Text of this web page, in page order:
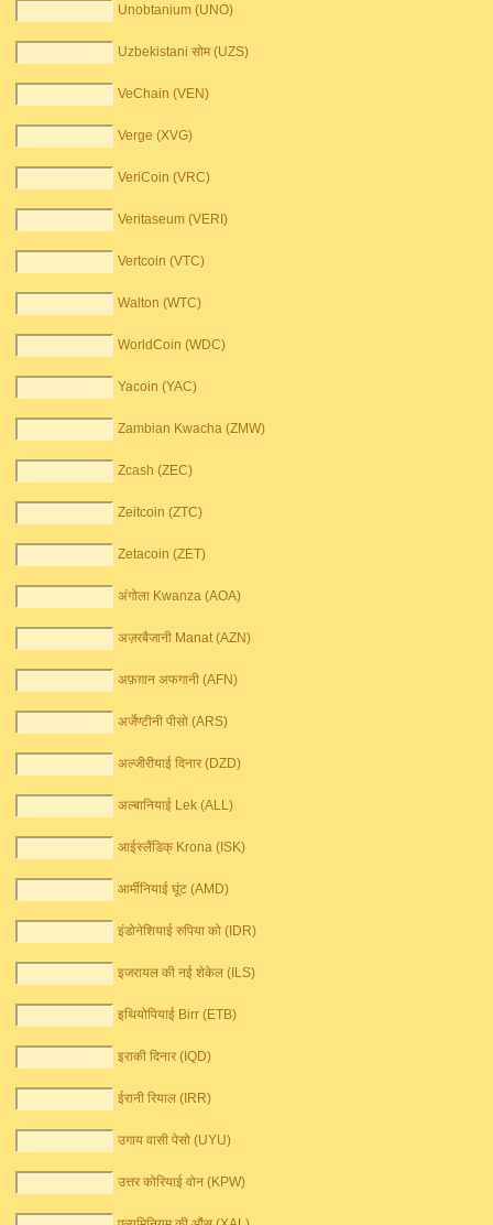
Unobtanium (UNO)
Uzbekistani सोम (UZS)
VeChain (VEN)
Verge (XVG)
VeriCoin (VRC)
Veritaseum (VERI)
Vertcoin (VTC)
Walton (WTC)
WorldCoin (WDC)
Yacoin (YAC)
Zambian Kwacha (ZMW)
Zcash (ZEC)
Zeitcoin (ZTC)
Zetacoin (ZET)
अंगोला Kwanza (AOA)
अज़रबैजानी Manat (AZN)
अफ़ग़ान अफगानी (AFN)
अर्जेण्टीनी पीसो (ARS)
अल्जीरीयाई दिनार (DZD)
अल्बानियाई Lek (ALL)
आईस्लैंडिक् Krona (ISK)
आर्मीनियाई घूंट (AMD)
इंडोनेशियाई रुपिया को (IDR)
इजरायल की नई शेकेल (ILS)
इथियोपियाई Birr (ETB)
इराकी दिनार (IQD)
ईरानी रियाल (IRR)
उगाय वासी पेसो (UYU)
उत्तर कोरियाई वोन (KPW)